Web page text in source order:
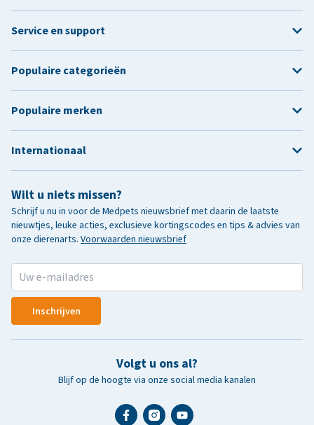
Wilt u niets missen?
Schrijf u nu in voor de Medpets nieuwsbrief met daarin de laatste
nieuwtjes, leuke acties, exclusieve kortingscodes en tips & advies van
onze dierenarts. Voorwaarden nieuwsbrief
Inschrijven
Volgt u ons al?
Blijf op de hoogte via onze social media kanalen
Service en support
Populaire categorieën
Populaire merken
Internationaal